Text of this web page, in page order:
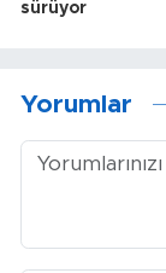
sürüyor
Yorumlar